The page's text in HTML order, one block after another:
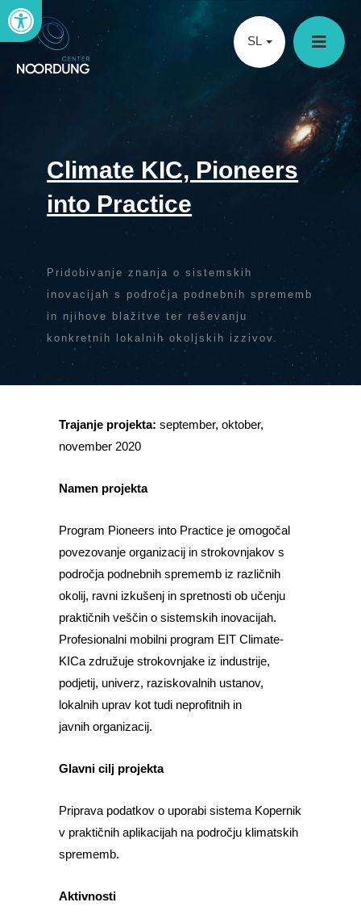
Open toolbar
SL
Climate KIC, Pioneers
into Practice
Pridobivanje znanja o sistemskih
inovacijah s področja podnebnih sprememb
in njihove blažitve ter reševanju
konkretnih lokalnih okoljskih izzivov.
Trajanje projekta:september, oktober,
november 2020
Namen projekta
Program Pioneers into Practice je omogočal
povezovanje organizacij in strokovnjakov s
področja podnebnih sprememb iz različnih
okolij, ravni izkušenj in spretnosti ob učenju
praktičnih veščin o sistemskih inovacijah.
Profesionalni mobilni program EIT Climate-
KICa združuje strokovnjake iz industrije,
podjetij, univerz, raziskovalnih ustanov,
lokalnih uprav kot tudi neprofitnih in
javnih organizacij.
Glavni cilj projekta
Priprava podatkov o uporabi sistema Kopernik
v praktičnih aplikacijah na področju klimatskih
sprememb.
Aktivnosti